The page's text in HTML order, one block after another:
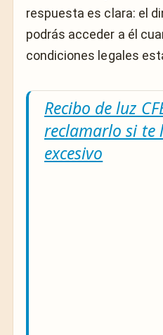
respuesta es clara: el
podrás acceder a él
condiciones legales
Recibo de luz
reclamarlo si te
excesivo